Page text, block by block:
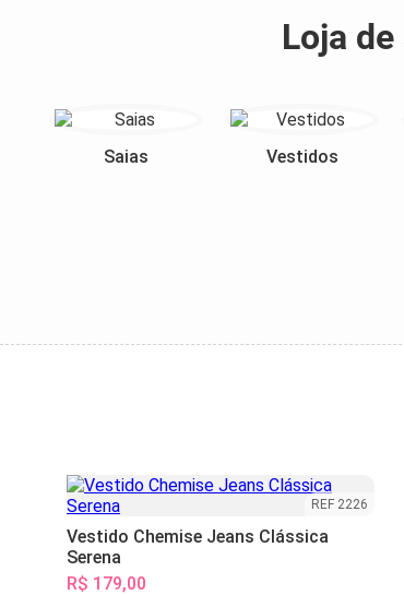
Loja
Saias Vestidos
REF 2226
Vestido Chemise Jeans Clássica
Serena
R$ 179,00